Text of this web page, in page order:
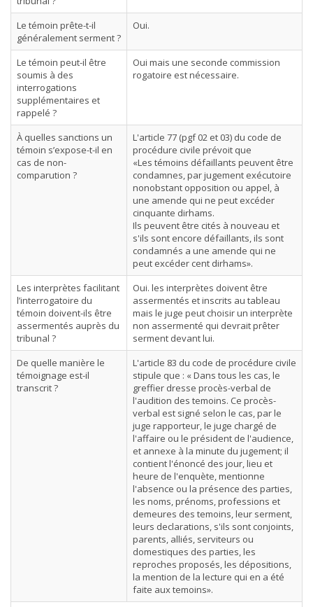
Le témoin prête-t-il
généralement serment ?
Oui.
Le témoin peut-il être
soumis à des
interrogations
supplémentaires et
rappelé ?
Oui mais une seconde commission
rogatoire est nécessaire.
À quelles sanctions un
témoin s’expose-t-il en
cas de non-
comparution ?
L'article 77 (pgf 02 et 03) du code de
procédure civile prévoit que
«Les témoins défaillants peuvent être
condamnes, par jugement exécutoire
nonobstant opposition ou appel, à
une amende qui ne peut excéder
cinquante dirhams.
Ils peuvent être cités à nouveau et
s'ils sont encore défaillants, ils sont
condamnés a une amende qui ne
peut excéder cent dirhams».
Les interprètes facilitant
l’interrogatoire du
témoin doivent-ils être
assermentés auprès du
tribunal ?
Oui. les interprètes doivent être
assermentés et inscrits au tableau
mais le juge peut choisir un interprète
non assermenté qui devrait prêter
serment devant lui.
De quelle manière le
témoignage est-il
transcrit ?
L'article 83 du code de procédure civile
stipule que : « Dans tous les cas, le
greffier dresse procès-verbal de
l'audition des temoins. Ce procès-
verbal est signé selon le cas, par le
juge rapporteur, le juge chargé de
l'affaire ou le président de l'audience,
et annexe à la minute du jugement; il
contient l'énoncé des jour, lieu et
heure de l'enquète, mentionne
l'absence ou la présence des parties,
les noms, prénoms, professions et
demeures des temoins, leur serment,
leurs declarations, s'ils sont conjoints,
parents, alliés, serviteurs ou
domestiques des parties, les
reproches proposés, les dépositions,
la mention de la lecture qui en a été
faite aux temoins».